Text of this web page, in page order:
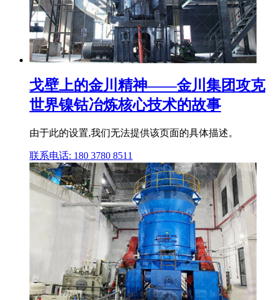
戈壁上的金川精神——金川集团攻克
世界镍钴冶炼核心技术的故事
由于此的设置,我们无法提供该页面的具体描述。
联系电话: 180 3780 8511